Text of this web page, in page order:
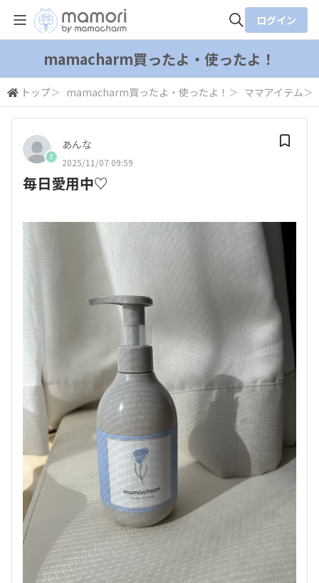
全体検索
検索
ログイン
mamacharm買ったよ・使ったよ！
トップ＞ mamacharm買ったよ・使ったよ！ ＞ ママアイテム＞
あんな
2025/11/07 09:59
毎日愛用中♡